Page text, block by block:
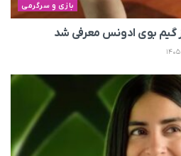
بازی و سرگرمی
از گیم بوی ادونس معرفی شد